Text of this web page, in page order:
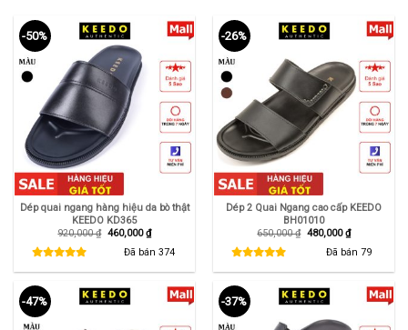
-50%
Dép quai ngang hàng hiệu da bò thật
KEEDO KD365
920,000₫ Giá
460,000₫Giá
hiện
tại
Đã bán 374
-26%
Dép 2 Quai Ngang cao cấp KEEDO
BH01010
650,000₫ Giá
480,000₫Giá
hiện
tại
Đã bán 79
-47% -37%